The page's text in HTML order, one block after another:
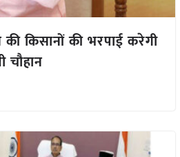
किसानों की भरपाई करेगी
चौहान